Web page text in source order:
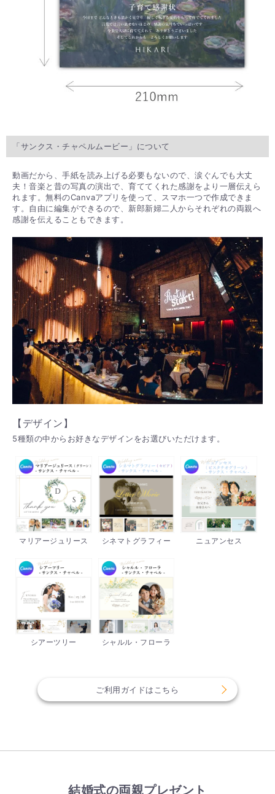
「サンクス・チャペルムービー」について
動画だから、手紙を読み上げる必要もないので、涙ぐんでも大丈
夫！音楽と昔の写真の演出で、育ててくれた感謝をより一層伝えら
れます。無料のCanvaアプリを使って、スマホ一つで作成できま
す。自由に編集ができるので、新郎新婦二人からそれぞれの両親へ
感謝を伝えることもできます。
【デザイン】
5種類の中からお好きなデザインをお選びいただけます。
マリアージュリース シネマトグラフィー ニュアンセス
シアーツリー シャルル・フローラ
ご利用ガイドはこちら
結婚式の両親プレゼント